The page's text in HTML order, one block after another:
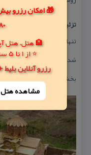
80%
🏨 هتل، هتل
⭐ از 1 تا 5 ستاره | فولبرد | نزدیک حرم
رزرو آنلاین
مشاهده هتل
تزئینات بكاررفته و نوع آن
تنها در سردرب ورودی
شده است نوع تزئینات گل
بخشهای مختلف دیواره به